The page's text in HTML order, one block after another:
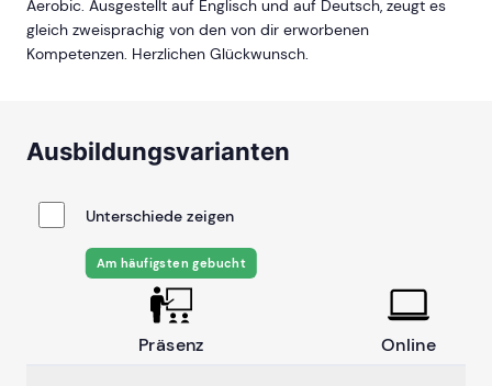
Aerobic. Ausgestellt auf Englisch und auf Deutsch, zeugt es
gleich zweisprachig von den von dir erworbenen
Kompetenzen. Herzlichen Glückwunsch.
Ausbildungsvarianten
Unterschiede zeigen
Präsenz
Am häufigsten gebucht
Online